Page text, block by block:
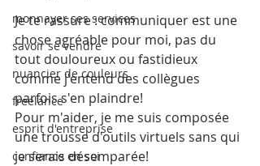
monnayer ses services
savoir se vendre
nuancier de couleurs
freelance
esprit d'entreprise
confiance en soi
Je te rassure : communiquer est une
chose agréable pour moi, pas du
tout douloureux ou fastidieux
comme j'entend des collègues
parfois s'en plaindre!
Pour m'aider, je me suis composée
une trousse d'outils virtuels sans qui
je serais désemparée!